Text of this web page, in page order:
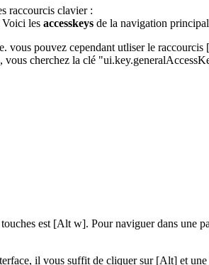
raccourcis clavier :
Voici les accesskeys de la navigation
vous pouvez cependant utliser le
cherchez la clé
est [Alt w]. Pour naviguer dans une
il vous suffit de cliquer sur [Alt] et